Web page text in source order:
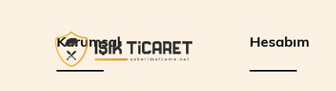
Kurumsal Hesabım